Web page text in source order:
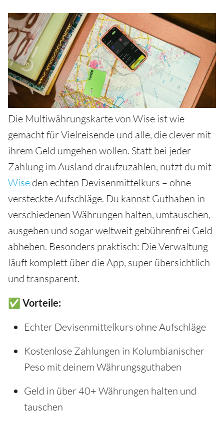
Die Multiwährungskarte von Wise ist wie
gemacht für Vielreisende und alle, die clever mit
ihrem Geld umgehen wollen. Statt bei jeder
Zahlung im Ausland draufzuzahlen, nutzt du mit
Wise den echten Devisenmittelkurs – ohne
versteckte Aufschläge. Du kannst Guthaben in
verschiedenen Währungen halten, umtauschen,
ausgeben und sogar weltweit gebührenfrei Geld
abheben. Besonders praktisch: Die Verwaltung
läuft komplett über die App, super übersichtlich
und transparent.
✅ Vorteile:
Echter Devisenmittelkurs ohne Aufschläge
Kostenlose Zahlungen in Kolumbianischer
Peso mit deinem Währungsguthaben
Geld in über 40+ Währungen halten und
tauschen